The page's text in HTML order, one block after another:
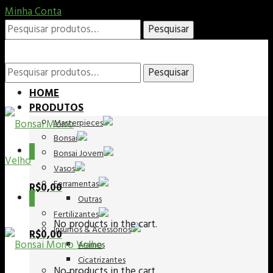
Minha Conta
Pesquisar
por:
Pesquisar
Pesquisar
Pesquisar
HOME
PRODUTOS
Masterpieces
Bonsai
Bonsai Jovem
Vasos
Ferramentas
Outras
Fertilizantes
Insumos & Acessórios
Arames
Cicatrizantes
R$0,00
No products in the cart.
R$0,00